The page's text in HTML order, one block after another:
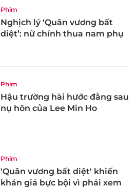
Phim
Nghịch lý ‘Quân vương bất
diệt’: nữ chính thua nam phụ
Phim
Hậu trường hài hước đằng sau
nụ hôn của Lee Min Ho
Phim
'Quân vương bất diệt' khiến
khán giả bực bội vì phải xem